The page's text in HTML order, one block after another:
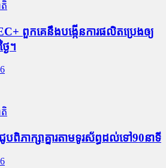
តិ
ពួកគេនឹងបង្កើនការផលិតប្រេងឲ្យ
ៃ។
តិ
ភាក្សាគ្នារតាមទូរស័ព្ធដល់ទៅ90នាទី